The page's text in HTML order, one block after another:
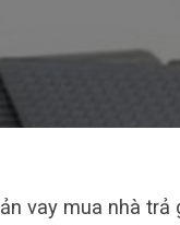
vay mua nhà